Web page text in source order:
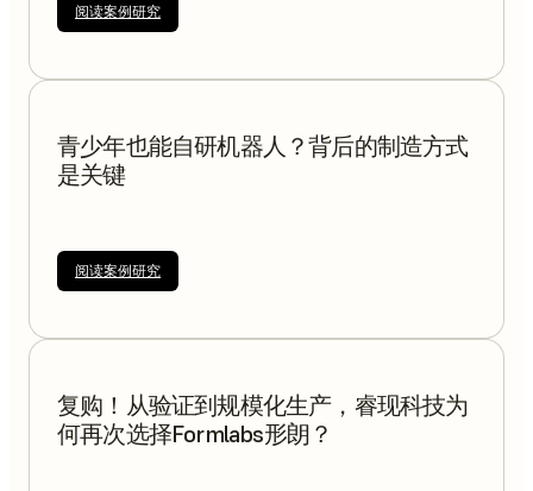
阅读案例研究
青少年也能自研机器人？背后的制造方式
是关键
阅读案例研究
复购！从验证到规模化生产，睿现科技为
何再次选择Formlabs形朗？